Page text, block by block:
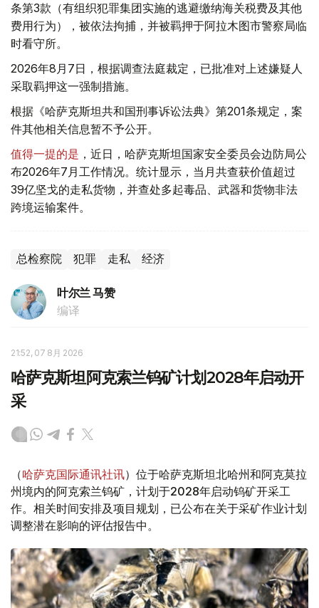
条第3款（有组织犯罪集团实施的逃避缴纳海关税费及其他
费用行为），被依法拘捕，并被羁押于阿拉木图市警察局临
时看守所。
2026年8月7日，根据调查法庭裁定，已批准对上述嫌疑人
采取羁押这一强制措施。
根据《哈萨克斯坦共和国刑事诉讼法典》第201条规定，案
件其他相关信息暂不予公开。
值得一提的是 ，近日，哈萨克斯坦国家安全委员会边防局公
布2026年7月工作情况。统计显示，当月共查获价值超过
39亿坚戈的走私货物，并查处多起毒品、武器和货物非法
跨境运输案件。
总检察院 犯罪 走私 经济
叶尔兰 马赞
编译
21:52, 07 8月 2026
哈萨克斯坦阿克索兰钨矿计划2028年启动开
采
（哈萨克国际通讯社讯）位于哈萨克斯坦北哈州和阿克莫拉
州境内的阿克索兰钨矿，计划于2028年启动钨矿开采工
作。相关时间安排及项目规划，已公布在关于采矿作业计划
调整潜在影响的评估报告中。